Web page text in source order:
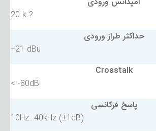
20 k ?
حداکثر طراز ورودی
+21 dBu
Crosstalk
< -80dB
پاسخ فرکانسی
10Hz…40kHz (±1dB)